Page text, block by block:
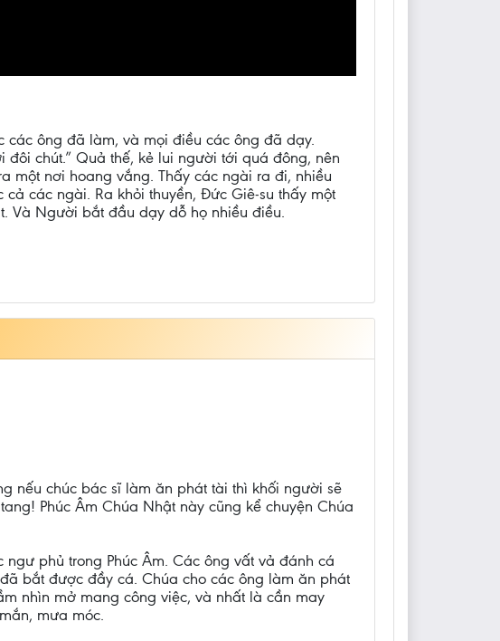
các ông đã làm, và mọi điều các ông đã dạy.
chút.” Quả thế, kẻ lui người tới quá đông, nên
một nơi hoang vắng. Thấy các ngài ra đi, nhiều
các ngài. Ra khỏi thuyền, Đức Giê-su thấy một
Và Người bắt đầu dạy dỗ họ nhiều điều.
nếu chúc bác sĩ làm ăn phát tài thì khối người sẽ
Phúc Âm Chúa Nhật này cũng kể chuyện Chúa
phủ trong Phúc Âm. Các ông vất vả đánh cá
bắt được đầy cá. Chúa cho các ông làm ăn phát
nhìn mở mang công việc, và nhất là cần may
mưa móc.